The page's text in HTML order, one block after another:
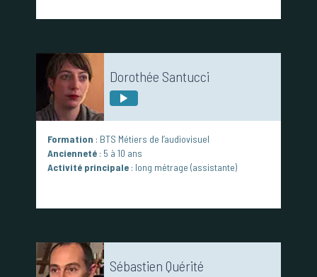
Dorothée Santucci
Formation : BTS Métiers de l’audiovisuel
Ancienneté : 5 à 10 ans
Activité principale: long métrage (assistante)
Sébastien Quérité